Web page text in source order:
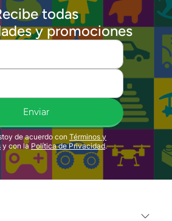
todas
y promociones
Enviar
de acuerdo conTérminos y
y con la Política de Privacidad.